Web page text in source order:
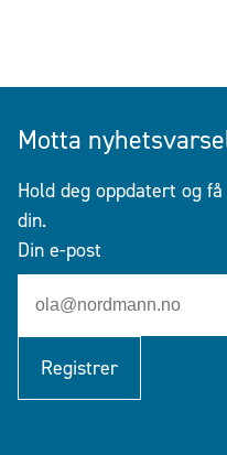
Motta
Hold deg oppdatert og
din.
Din e-post
Registrer